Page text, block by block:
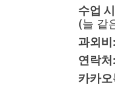
수업
(늘 같
과외비:
연락처:
카카